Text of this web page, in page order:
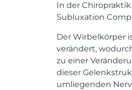
In der
Subluxation
Der Wirbelkörper
verändert,
zu einer
dieser
umliegenden